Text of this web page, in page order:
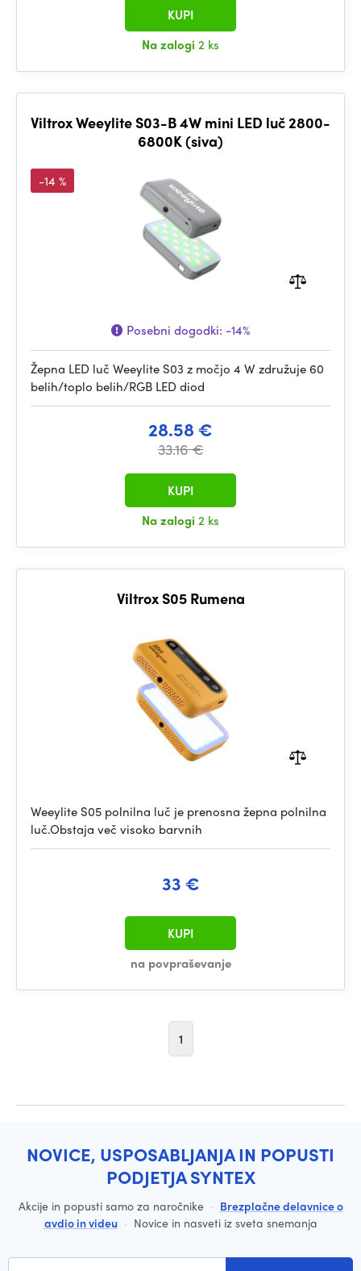
Na zalogi 2 ks
KUPI
Viltrox Weeylite S03-B 4W mini LED luč 2800-
6800K (siva)
-14 %
Posebni dogodki: -14%
Žepna LED luč Weeylite S03 z močjo 4 W združuje 60
belih/toplo belih/RGB LED diod
28.58 €
33.16 €
Na zalogi 2 ks
KUPI
Viltrox S05 Rumena
Weeylite S05 polnilna luč je prenosna žepna polnilna
luč.Obstaja več visoko barvnih
33 €
na povpraševanje
KUPI
1
NOVICE, USPOSABLJANJA IN POPUSTI
PODJETJA SYNTEX
Akcije in popusti samo za naročnike · Brezplačne delavnice o
avdio in videu · Novice in nasveti iz sveta snemanja